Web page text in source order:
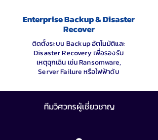
Enterprise Backup & Disaster
Recover
ติดตั้งระบบ Backup อัตโนมัติและ
Disaster Recovery เพื่อรองรับ
เหตุฉุกเฉิน เช่น Ransomware,
Server Failure หรือไฟฟ้าดับ
ทีมวิศวกรผู้เชี่ยวชาญ